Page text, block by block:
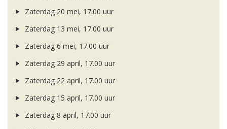
Zaterdag 20 mei, 17.00 uur
Zaterdag 13 mei, 17.00 uur
Zaterdag 6 mei, 17.00 uur
Zaterdag 29 april, 17.00 uur
Zaterdag 22 april, 17.00 uur
Zaterdag 15 april, 17.00 uur
Zaterdag 8 april, 17.00 uur